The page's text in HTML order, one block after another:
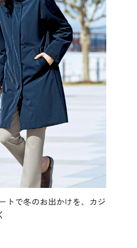
トで冬のお出かけを、カジ